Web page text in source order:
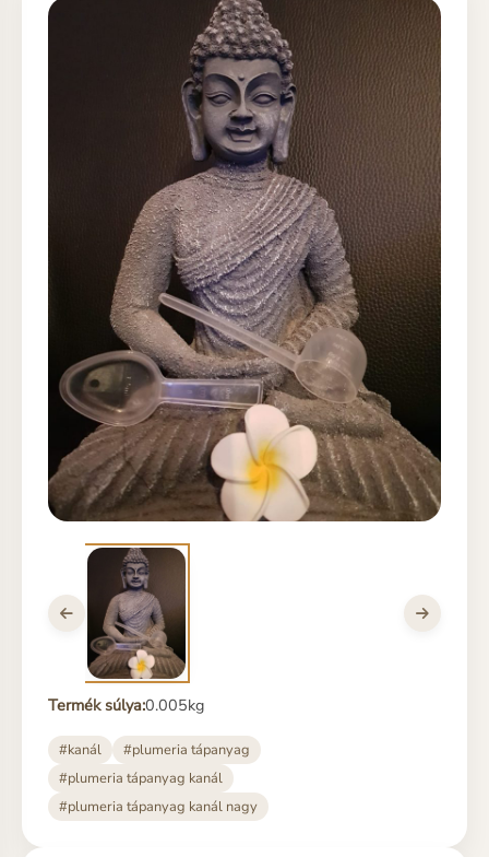
Termék súlya:0.005kg
#kanál
#plumeria tápanyag
#plumeria tápanyag kanál
#plumeria tápanyag kanál nagy